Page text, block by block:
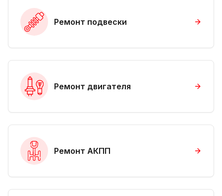
Ремонт подвески
Ремонт двигателя
Ремонт АКПП